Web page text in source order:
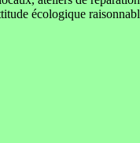
écologique